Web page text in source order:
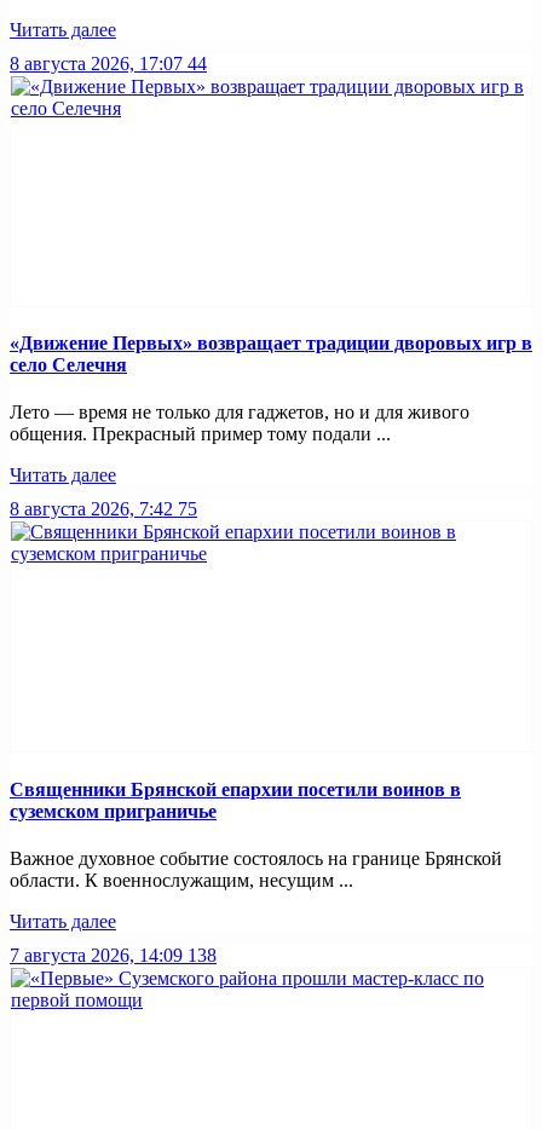
Читать далее
8 августа 2026, 17:07 44
«Движение Первых» возвращает традиции дворовых игр в
село Селечня
Лето — время не только для гаджетов, но и для живого
общения. Прекрасный пример тому подали ...
Читать далее
8 августа 2026, 7:42 75
Священники Брянской епархии посетили воинов в
суземском приграничье
Важное духовное событие состоялось на границе Брянской
области. К военнослужащим, несущим ...
Читать далее
7 августа 2026, 14:09 138